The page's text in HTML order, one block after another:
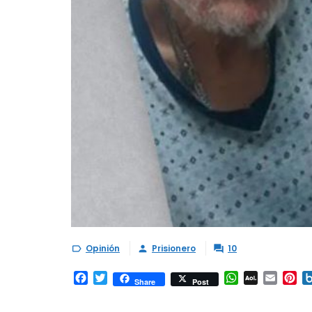
 Opinión  Prisionero  10
Facebook
TwitterShare Post WhatsApp
AOL Email